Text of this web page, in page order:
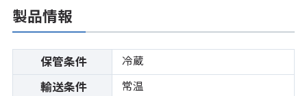
製品情報
保管条件 冷蔵
輸送条件 常温